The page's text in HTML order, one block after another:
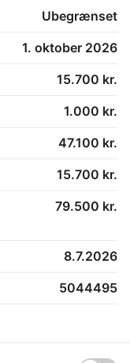
Ubegrænset
1. oktober 2026
15.700 kr.
1.000 kr.
47.100 kr.
15.700 kr.
79.500 kr.
8.7.2026
5044495